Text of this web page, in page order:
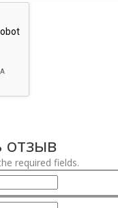
отзыв
required fields.